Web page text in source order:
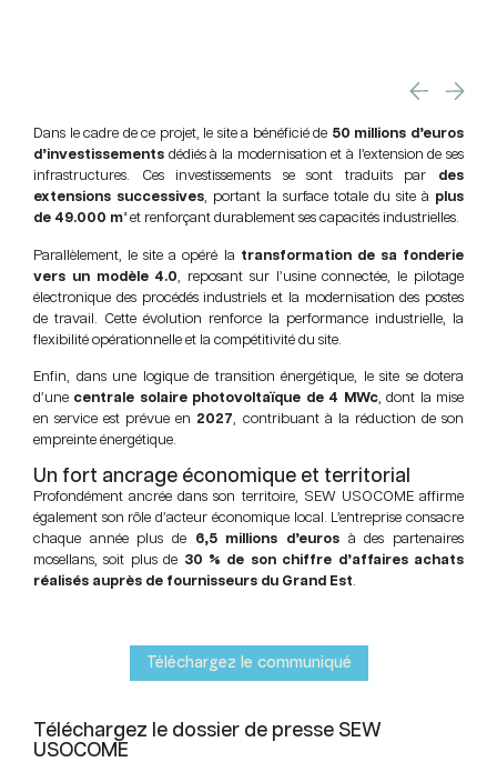
Dans le cadre de ce projet, le site a bénéficié de 50 millions d’euros
d’investissements dédiés à la modernisation et à l’extension de ses
infrastructures. Ces investissements se sont traduits par des
extensions successives, portant la surface totale du site à plus
de 49.000 m²et renforçant durablement ses capacités industrielles.
Parallèlement, le site a opéré la transformation de sa fonderie
vers un modèle 4.0, reposant sur l’usine connectée, le pilotage
électronique des procédés industriels et la modernisation des postes
de travail. Cette évolution renforce la performance industrielle, la
flexibilité opérationnelle et la compétitivité du site.
Enfin, dans une logique de transition énergétique, le site se dotera
d’une centrale solaire photovoltaïque de 4 MWc, dont la mise
en service est prévue en 2027, contribuant à la réduction de son
empreinte énergétique.
Un fort ancrage économique et territorial
Profondément ancrée dans son territoire, SEW USOCOME affirme
également son rôle d’acteur économique local. L’entreprise consacre
chaque année plus de
6,5 millions d’euros à des partenaires
mosellans, soit plus de 30 % de son chiffre d’affaires achats
réalisés auprès de fournisseurs du Grand Est.
Téléchargez le communiqué
Téléchargez le dossier de presse SEW
USOCOME